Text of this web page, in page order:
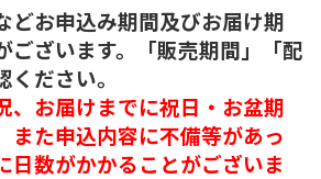
お申込み期間及びお届け期
ございます。「販売期間」「配
ださい。
お届けまでに祝日・お盆期
また申込内容に不備等があっ
日数がかかることがございま